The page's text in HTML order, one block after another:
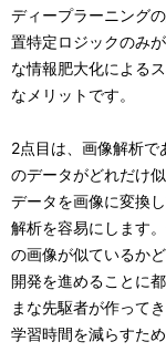
ディープラーニング
置特定ロジックのみ
な情報肥大化による
なメリットです。
2点目は、画像解析
のデータがどれだけ
データを画像に変換
解析を容易にします
の画像が似ているか
開発を進めることに
まな先駆者が作って
学習時間を減らすた